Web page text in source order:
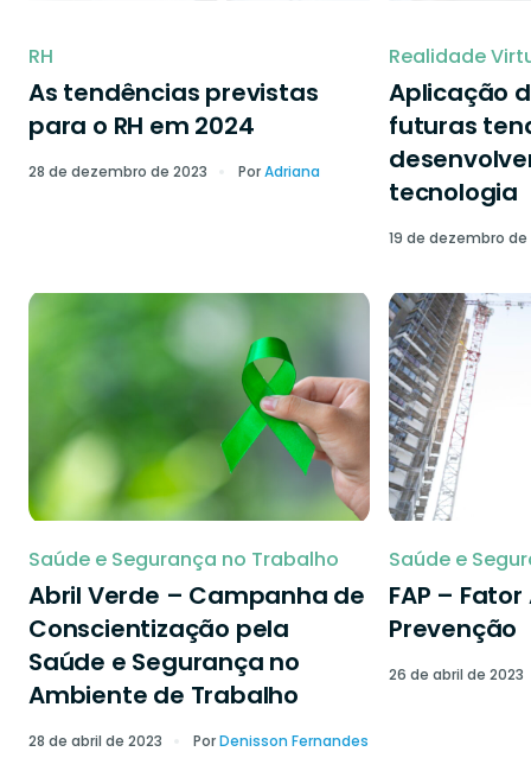
RH
As tendências previstas
para o RH em 2024
28 de dezembro de 2023 PorAdriana
Realidade
Aplicação
futuras
tecnologia
19 de dezembro de
Saúde e Segurança no Trabalho
Abril Verde – Campanha de
Conscientização pela
Saúde e Segurança no
Ambiente de Trabalho
28 de abril de 2023 PorDenisson Fernandes
Saúde e
FAP –
Prevenção
26 de abril de 2023